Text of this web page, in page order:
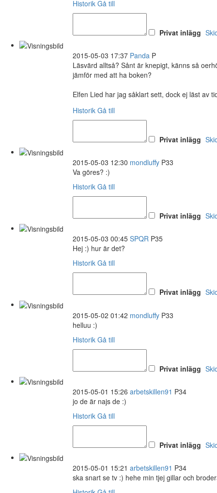
Historik Gå till
Privat inlägg
2015-05-03 17:37 Panda P
Läsvärd alltså? Sånt är knepigt, känns så
jämför med att ha boken?
Elfen Lied har jag såklart sett, dock ej läst av
Historik Gå till
Privat inlägg
2015-05-03 12:30 mondluffy P33
Va göres? :)
Historik Gå till
Privat inlägg
2015-05-03 00:45 SPQR P35
Hej :) hur är det?
Historik Gå till
Privat inlägg
2015-05-02 01:42 mondluffy P33
helluu :)
Historik Gå till
Privat inlägg
2015-05-01 15:26 arbetskillen91 P34
jo de är najs de :)
Historik Gå till
Privat inlägg
2015-05-01 15:21 arbetskillen91 P34
ska snart se tv :) hehe min tjej gillar och